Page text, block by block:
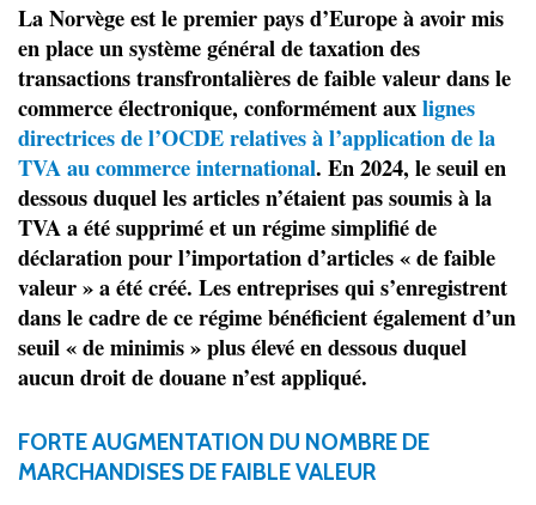
La Norvège est le premier pays d’Europe à avoir mis
en place un système général de taxation des
transactions transfrontalières de faible valeur dans le
commerce électronique, conformément auxlignes
directrices de l’OCDE relatives à l’application de la
TVA au commerce international. En 2024, le seuil en
dessous duquel les articles n’étaient pas soumis à la
TVA a été supprimé et un régime simplifié de
déclaration pour l’importation d’articles « de faible
valeur » a été créé. Les entreprises qui s’enregistrent
dans le cadre de ce régime bénéficient également d’un
seuil « de minimis » plus élevé en dessous duquel
aucun droit de douane n’est appliqué.
FORTE AUGMENTATION DU NOMBRE DE
MARCHANDISES DE FAIBLE VALEUR